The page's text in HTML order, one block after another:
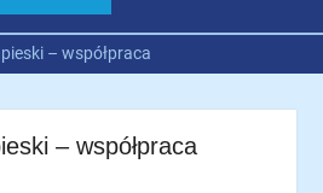
– współpraca
– współpraca